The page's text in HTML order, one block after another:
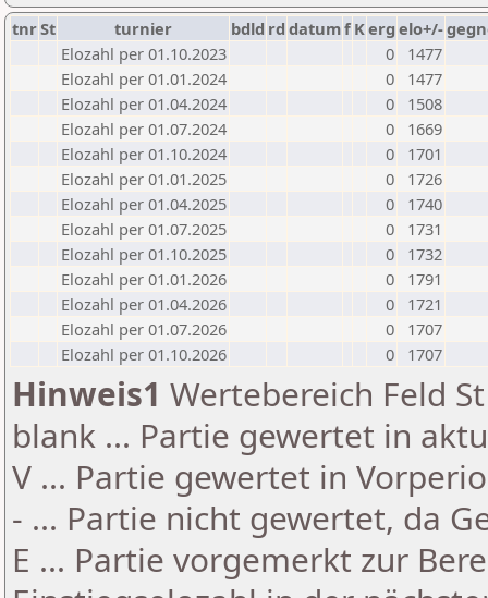
tnrSt turnier bdld rd datumf Kerg elo+/-
Elozahl per 01.10.2023
0
1477
Elozahl per 01.01.2024
0
1477
Elozahl per 01.04.2024
0
1508
Elozahl per 01.07.2024
0
1669
Elozahl per 01.10.2024
0
1701
Elozahl per 01.01.2025
0
1726
Elozahl per 01.04.2025
0
1740
Elozahl per 01.07.2025
0
1731
Elozahl per 01.10.2025
0
1732
Elozahl per 01.01.2026
0
1791
Elozahl per 01.04.2026
0
1721
Elozahl per 01.07.2026
0
1707
Elozahl per 01.10.2026
0 1707
Hinweis1 Wertebereich Feld
blank ... Partie gewertet in
V ... Partie gewertet in
- ... Partie nicht gewertet, da
E ... Partie vorgemerkt zur